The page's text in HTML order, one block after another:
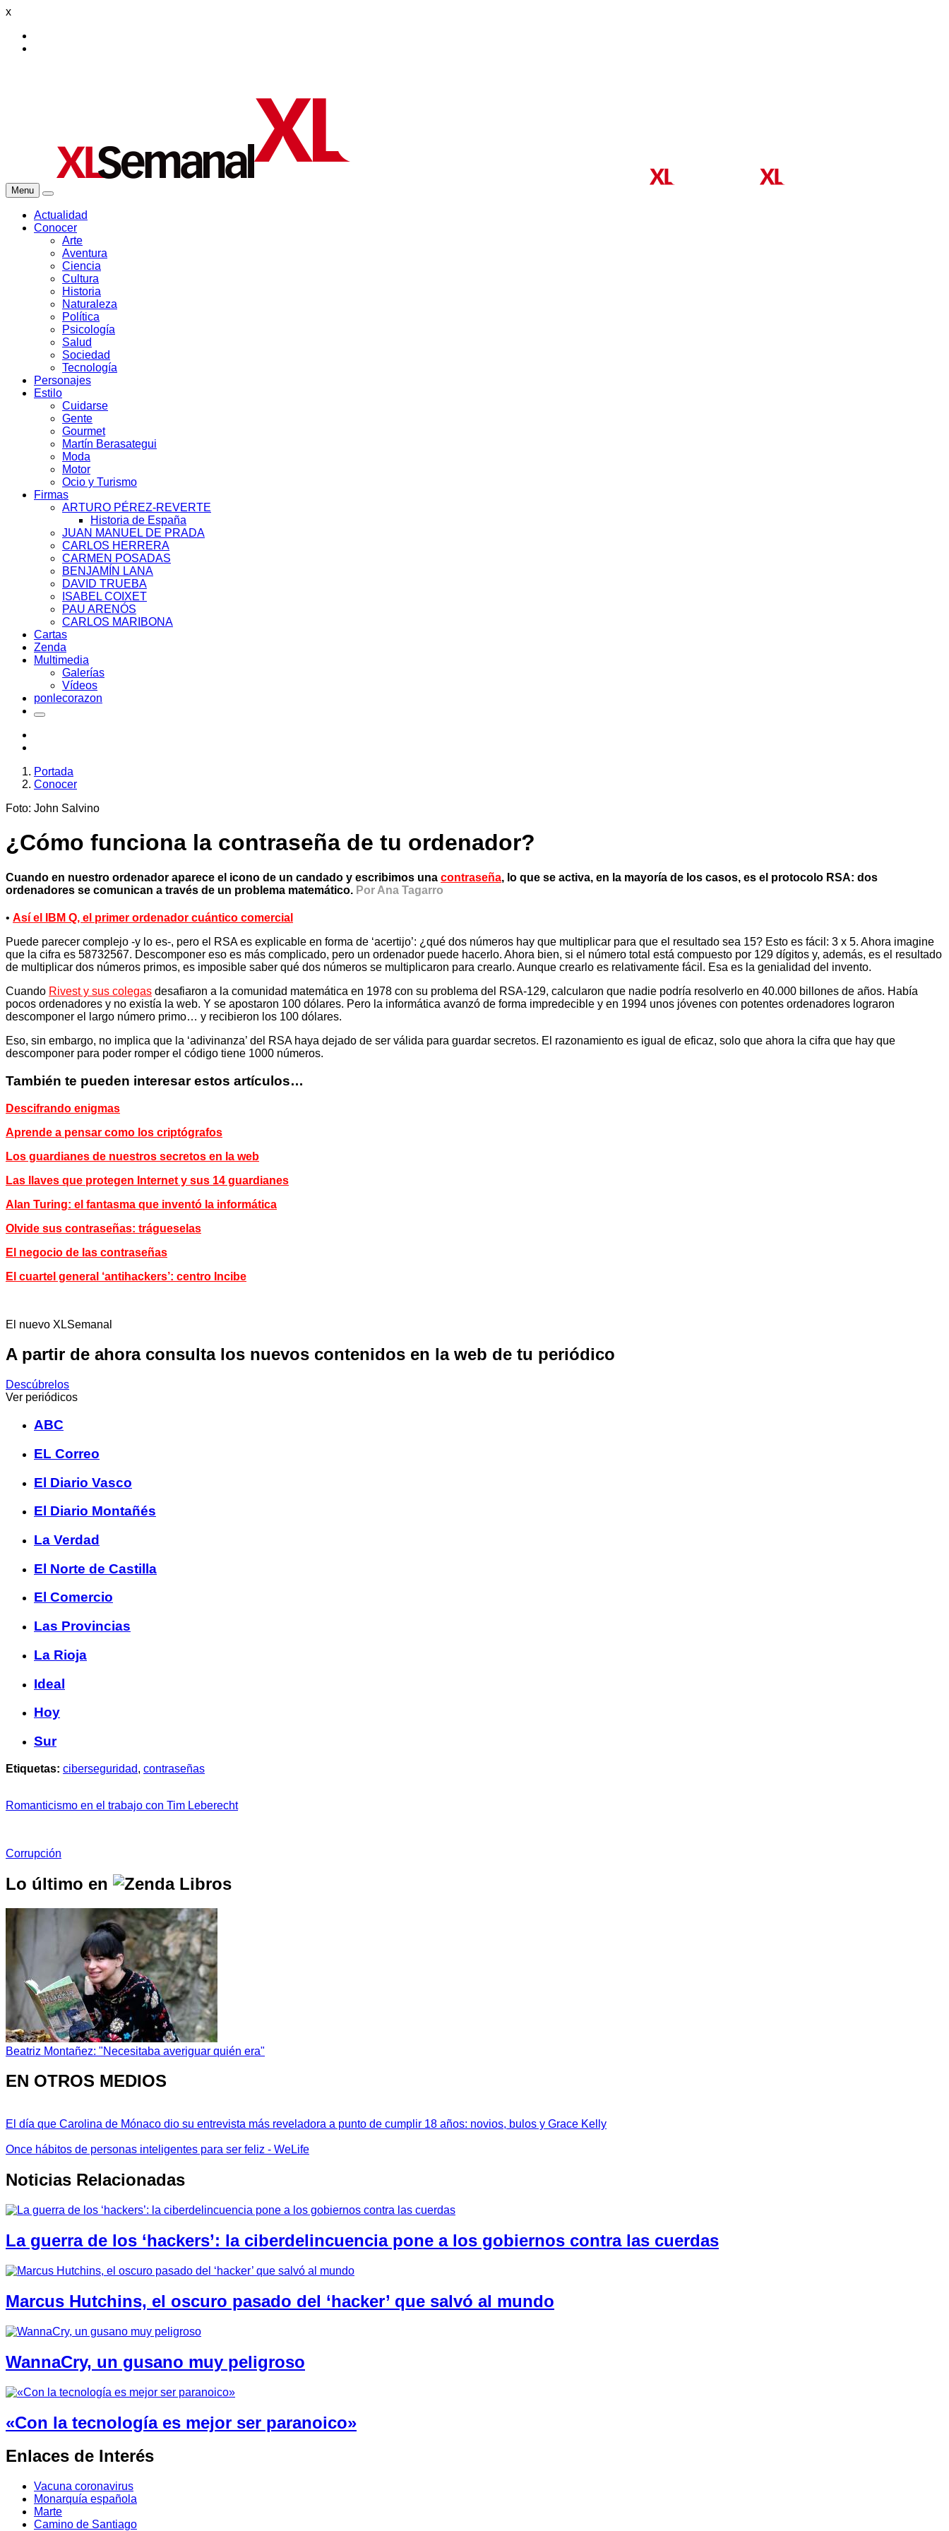
x
Menu
Actualidad
Conocer
Arte
Aventura
Ciencia
Cultura
Historia
Naturaleza
Política
Psicología
Salud
Sociedad
Tecnología
Personajes
Estilo
Cuidarse
Gente
Gourmet
Martín Berasategui
Moda
Motor
Ocio y Turismo
Firmas
ARTURO PÉREZ-REVERTE
Historia de España
JUAN MANUEL DE PRADA
CARLOS HERRERA
CARMEN POSADAS
BENJAMÍN LANA
DAVID TRUEBA
ISABEL COIXET
PAU ARENÓS
CARLOS MARIBONA
Cartas
Zenda
Multimedia
Galerías
Vídeos
ponlecorazon
Portada
Conocer
Foto: John Salvino
¿Cómo funciona la contraseña de tu ordenador?
Cuando en nuestro ordenador aparece el icono de un candado y escribimos una contraseña, lo que se activa, en la mayoría de los casos, es el protocolo RSA: dos
ordenadores se comunican a través de un problema matemático. Por Ana Tagarro
• Así el IBM Q, el primer ordenador cuántico comercial
Puede parecer complejo -y lo es-, pero el RSA es explicable en forma de ‘acertijo’: ¿qué dos números hay que multiplicar para que el resultado sea 15? Esto es fácil: 3 x 5. Ahora imagine
que la cifra es 58732567. Descomponer eso es más complicado, pero un ordenador puede hacerlo. Ahora bien, si el número total está compuesto por 129 dígitos y, además, es el resultado
de multiplicar dos números primos, es imposible saber qué dos números se multiplicaron para crearlo. Aunque crearlo es relativamente fácil. Esa es la genialidad del invento.
Cuando Rivest y sus colegas desafiaron a la comunidad matemática en 1978 con su problema del RSA-129, calcularon que nadie podría resolverlo en 40.000 billones de años. Había
pocos ordenadores y no existía la web. Y se apostaron 100 dólares. Pero la informática avanzó de forma impredecible y en 1994 unos jóvenes con potentes ordenadores lograron
descomponer el largo número primo… y recibieron los 100 dólares.
Eso, sin embargo, no implica que la ‘adivinanza’ del RSA haya dejado de ser válida para guardar secretos. El razonamiento es igual de eficaz, solo que ahora la cifra que hay que
descomponer para poder romper el código tiene 1000 números.
También te pueden interesar estos artículos…
Descifrando enigmas
Aprende a pensar como los criptógrafos
Los guardianes de nuestros secretos en la web
Las llaves que protegen Internet y sus 14 guardianes
Alan Turing: el fantasma que inventó la informática
Olvide sus contraseñas: trágueselas
El negocio de las contraseñas
El cuartel general ‘antihackers’: centro Incibe
El nuevo XLSemanal
A partir de ahora consulta los nuevos contenidos en la web de tu periódico
Descúbrelos
Ver periódicos
ABC
EL Correo
El Diario Vasco
El Diario Montañés
La Verdad
El Norte de Castilla
El Comercio
Las Provincias
La Rioja
Ideal
Hoy
Sur
Etiquetas: ciberseguridad, contraseñas
Romanticismo en el trabajo con Tim Leberecht
Corrupción
Lo último en
Beatriz Montañez: "Necesitaba averiguar quién era"
EN OTROS MEDIOS
El día que Carolina de Mónaco dio su entrevista más reveladora a punto de cumplir 18 años: novios, bulos y Grace Kelly
Once hábitos de personas inteligentes para ser feliz - WeLife
Noticias Relacionadas
La guerra de los ‘hackers’: la ciberdelincuencia pone a los gobiernos contra las cuerdas
Marcus Hutchins, el oscuro pasado del ‘hacker’ que salvó al mundo
WannaCry, un gusano muy peligroso
«Con la tecnología es mejor ser paranoico»
Enlaces de Interés
Vacuna coronavirus
Monarquía española
Marte
Camino de Santiago